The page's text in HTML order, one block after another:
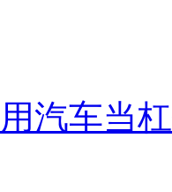
汽车当